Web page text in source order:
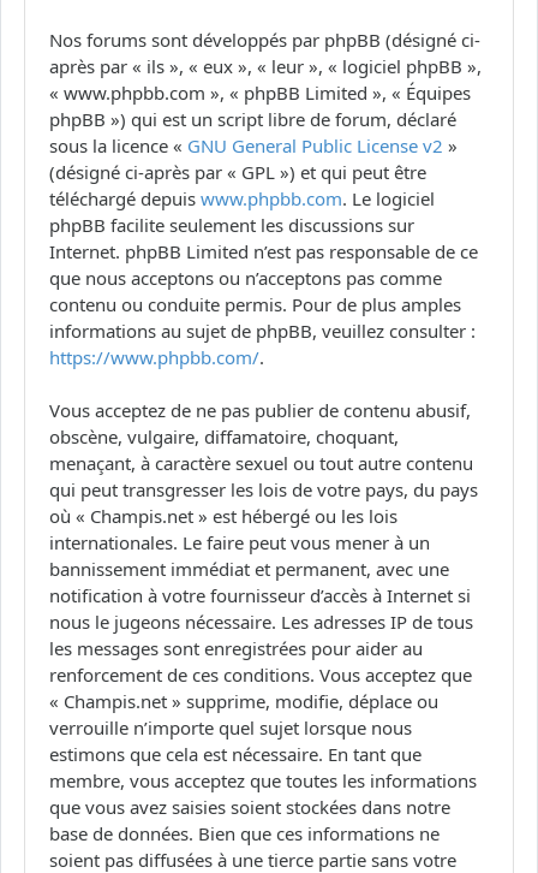
Nos forums sont développés par phpBB (désigné ci-
après par « ils », « eux », « leur », « logiciel phpBB »,
« www.phpbb.com », « phpBB Limited », « Équipes
phpBB ») qui est un script libre de forum, déclaré
sous la licence « GNU General Public License v2 »
(désigné ci-après par « GPL ») et qui peut être
téléchargé depuis www.phpbb.com. Le logiciel
phpBB facilite seulement les discussions sur
Internet. phpBB Limited n’est pas responsable de ce
que nous acceptons ou n’acceptons pas comme
contenu ou conduite permis. Pour de plus amples
informations au sujet de phpBB, veuillez consulter :
https://www.phpbb.com/.
Vous acceptez de ne pas publier de contenu abusif,
obscène, vulgaire, diffamatoire, choquant,
menaçant, à caractère sexuel ou tout autre contenu
qui peut transgresser les lois de votre pays, du pays
où « Champis.net » est hébergé ou les lois
internationales. Le faire peut vous mener à un
bannissement immédiat et permanent, avec une
notification à votre fournisseur d’accès à Internet si
nous le jugeons nécessaire. Les adresses IP de tous
les messages sont enregistrées pour aider au
renforcement de ces conditions. Vous acceptez que
« Champis.net » supprime, modifie, déplace ou
verrouille n’importe quel sujet lorsque nous
estimons que cela est nécessaire. En tant que
membre, vous acceptez que toutes les informations
que vous avez saisies soient stockées dans notre
base de données. Bien que ces informations ne
soient pas diffusées à une tierce partie sans votre